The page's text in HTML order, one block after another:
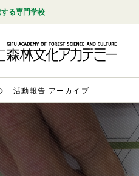
る専門学校
活動報告 アーカイブ